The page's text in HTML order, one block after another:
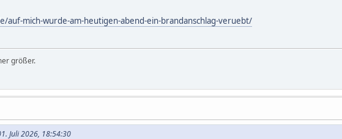
auf-mich-wurde-am-heutigen-abend-ein-brandanschlag-veruebt/
größer.
Juli 2026, 18:54:30